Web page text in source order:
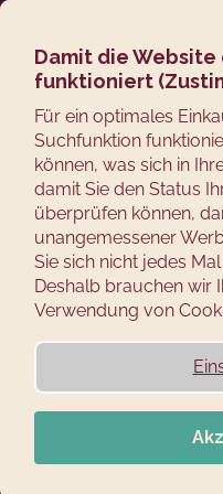
Damit die
funktioniert
Für ein optimales
Suchfunktion
können, was sich in
damit Sie den Status
überprüfen können,
unangemessener
Sie sich nicht jedes
Deshalb brauchen wir
Verwendung von
Zum
springenZurück
zum
W
a
u
c
h
e
n
S
?